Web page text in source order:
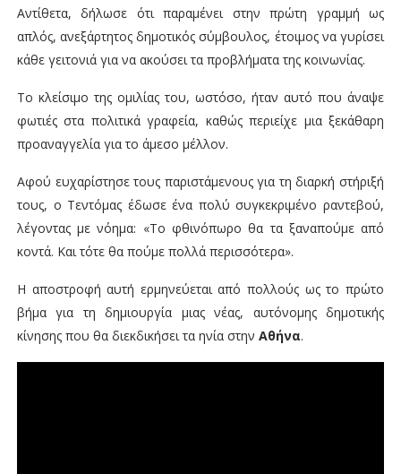
Αντίθετα, δήλωσε ότι παραμένει στην πρώτη γραμμή ως
απλός, ανεξάρτητος δημοτικός σύμβουλος, έτοιμος να γυρίσει
κάθε γειτονιά για να ακούσει τα προβλήματα της κοινωνίας.
Το κλείσιμο της ομιλίας του, ωστόσο, ήταν αυτό που άναψε
φωτιές στα πολιτικά γραφεία, καθώς περιείχε μια ξεκάθαρη
προαναγγελία για το άμεσο μέλλον.
Αφού ευχαρίστησε τους παριστάμενους για τη διαρκή στήριξή
τους, ο Τεντόμας έδωσε ένα πολύ συγκεκριμένο ραντεβού,
λέγοντας με νόημα: «Το φθινόπωρο θα τα ξαναπούμε από
κοντά. Και τότε θα πούμε πολλά περισσότερα».
Η αποστροφή αυτή ερμηνεύεται από πολλούς ως το πρώτο
βήμα για τη δημιουργία μιας νέας, αυτόνομης δημοτικής
κίνησης που θα διεκδικήσει τα ηνία στην Αθήνα.